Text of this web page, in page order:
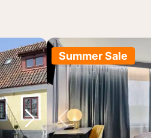
Næste billede
Summer Sale
Forrige billede